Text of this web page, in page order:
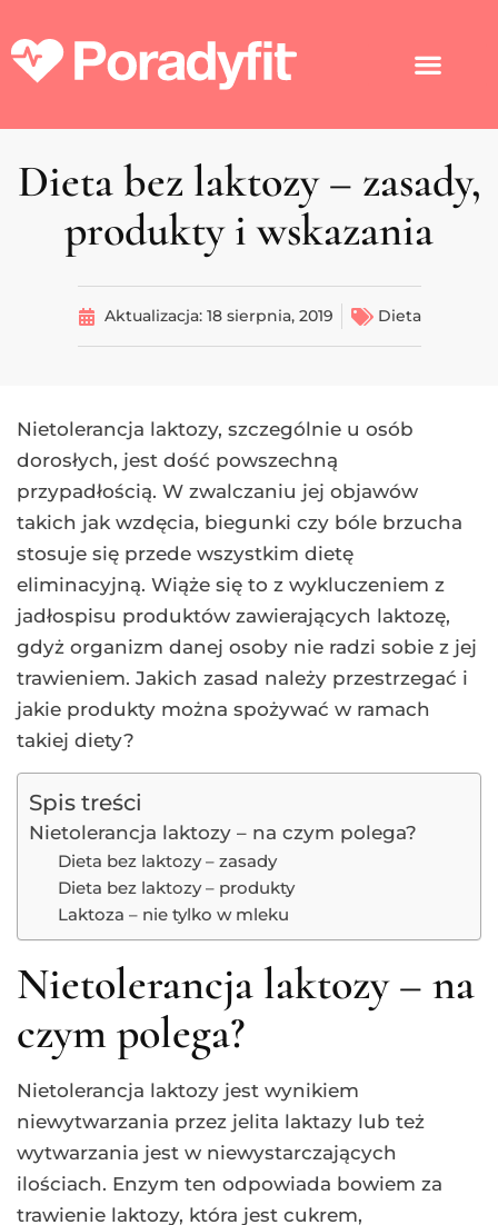
Dieta bez laktozy – zasady,
produkty i wskazania
Aktualizacja: 18 sierpnia, 2019 Dieta
Nietolerancja laktozy, szczególnie u osób
dorosłych, jest dość powszechną
przypadłością. W zwalczaniu jej objawów
takich jak wzdęcia, biegunki czy bóle brzucha
stosuje się przede wszystkim dietę
eliminacyjną. Wiąże się to z wykluczeniem z
jadłospisu produktów zawierających laktozę,
gdyż organizm danej osoby nie radzi sobie z jej
trawieniem. Jakich zasad należy przestrzegać i
jakie produkty można spożywać w ramach
takiej diety?
Spis treści
Nietolerancja laktozy – na czym polega?
Dieta bez laktozy – zasady
Dieta bez laktozy – produkty
Laktoza – nie tylko w mleku
Nietolerancja laktozy – na
czym polega?
Nietolerancja laktozy jest wynikiem
niewytwarzania przez jelita laktazy lub też
wytwarzania jest w niewystarczających
ilościach. Enzym ten odpowiada bowiem za
trawienie laktozy, która jest cukrem,